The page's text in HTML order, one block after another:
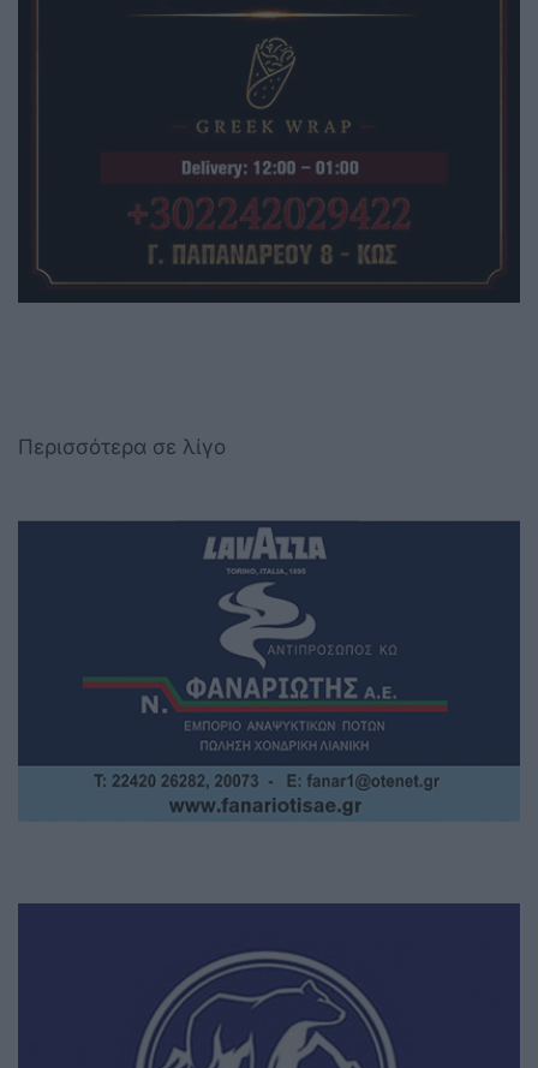
Περισσότερα σε λίγο